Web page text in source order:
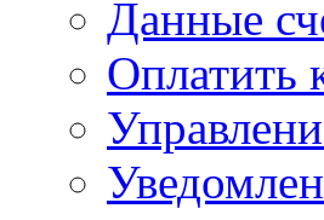
Данные
Оплатить